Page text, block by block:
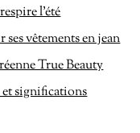
l’été
vêtements en jean
True Beauty
et significations